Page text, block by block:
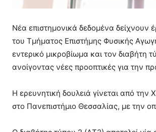
Νέα επιστημονικά δεδομένα δείχνουν
του Τμήματος Επιστήμης Φυσικής
εντερικό μικροβίωμα και τον
ανοίγοντας νέες προοπτικές για την
Η ερευνητική δουλειά γίνεται από
στο Πανεπιστήμιο Θεσσαλίας, με την